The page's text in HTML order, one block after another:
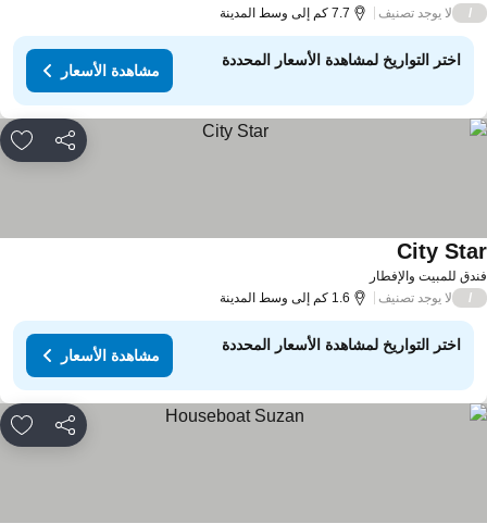
لا يوجد تصنيف 7.7 كم إلى وسط المدينة
اختر التواريخ لمشاهدة الأسعار المحددة
مشاهدة الأسعار
مشاركة
للمبيت والإفطار
City
لا يوجد تصنيف 1.6 كم إلى وسط المدينة
اختر التواريخ لمشاهدة الأسعار المحددة
مشاهدة الأسعار
مشاركة